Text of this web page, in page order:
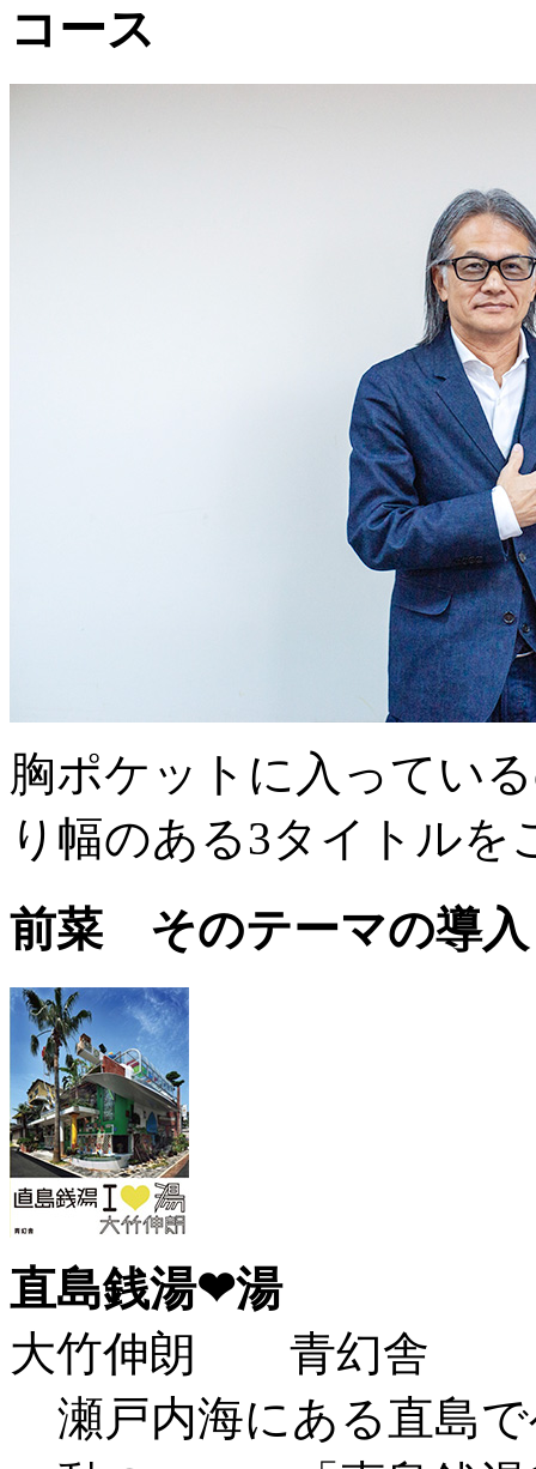
コース
胸ポケットに入ってい
り幅のある3タイトルを
前菜 そのテーマの導入
直島銭湯❤湯
大竹伸朗 青幻舎
瀬戸内海にある直島